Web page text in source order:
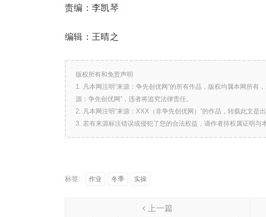
责编：李凯琴
编辑：王晴之
版权所有和免责声明
1. 凡本网注明“来源：争先创优网”的所有作品，版权均属本网所有
源：争先创优网”，违者将追究法律责任。
2. 凡本网注明“来源：XXX（非争先创优网）”的作品，转载此文是
3. 若有来源标注错误或侵犯了您的合法权益，请作者持权属证明与
标签: 作业 冬季 实操
上一篇